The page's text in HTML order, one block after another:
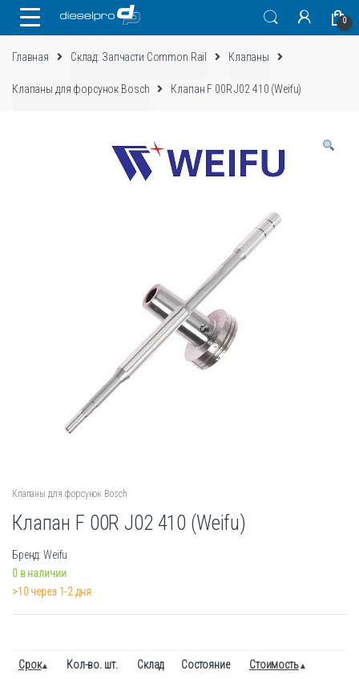
0
Главная Склад: Запчасти Common Rail Клапаны
Клапаны для форсунок Bosch Клапан F 00R J02 410 (Weifu)
Клапаны для форсунок Bosch
Клапан F 00R J02 410 (Weifu)
Бренд: Weifu
0 в наличии
>10 через 1-2 дня
Срок Кол-во. шт. Склад Состояние Стоимость